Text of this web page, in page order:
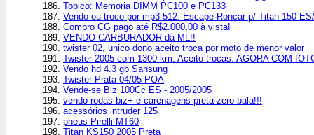
Topico: Memoria DIMM PC100 e PC133
Vendo ou troco por mp3 512: Escape Roncar p/ Titan 150
Compro CG pago até R$2.000,00 à vista!
VENDO CARBURADOR da ML!!
twister 02, unico dono aceito troca por moto de menor valor
Twister 2005 com 1300 km. Aceito trocas. AGORA COM
Vendo hd 4.3 gb Sansung
Twister Prata 04/05 POA
Vende-se Biz 100Cc ES - 2005/2005
vendo rodas biz+ e carenagens preta zero bala!!!
acessórios intruder 125
pneus Pirelli MT60
Titan KS150 2005 Preta